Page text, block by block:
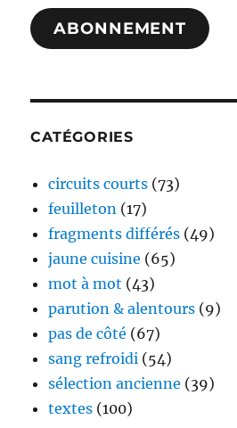
mail
ABONNEMENT
CATÉGORIES
circuits courts (73)
feuilleton (17)
fragments différés (49)
jaune cuisine (65)
mot à mot (43)
parution & alentours (9)
pas de côté (67)
sang refroidi (54)
sélection ancienne (39)
textes (100)